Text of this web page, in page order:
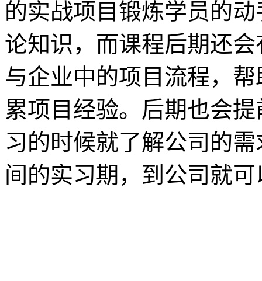
的实战项目锻炼学员的
论知识，而课程后期还
与企业中的项目流程，
累项目经验。后期也会
习的时候就了解公司的
间的实习期，到公司就